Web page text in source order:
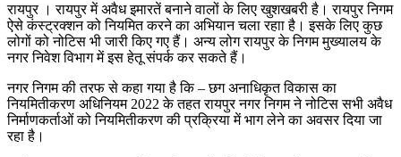
रायपुर । रायपुर में अवैध इमारतें बनाने वालों के लिए खुशखबरी है। रायपुर निगम
ऐसे कंस्ट्रक्शन को नियमित करने का अभियान चला रहाा है। इसके लिए कुछ
लोगों को नोटिस भी जारी किए गए हैं। अन्य लोग रायपुर के निगम मुख्यालय के
नगर निवेश विभाग में इस हेतू संपर्क कर सकते हैं।
नगर निगम की तरफ से कहा गया है कि – छग अनाधिकृत विकास का
नियमितीकरण अधिनियम 2022 के तहत रायपुर नगर निगम ने नोटिस सभी अवैध
निर्माणकर्ताओं को नियमितीकरण की प्रक्रिया में भाग लेने का अवसर दिया जा
रहा है।